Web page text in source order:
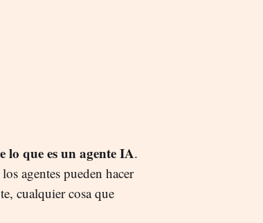
lo que es un agente IA.
agentes pueden hacer
cualquier cosa que